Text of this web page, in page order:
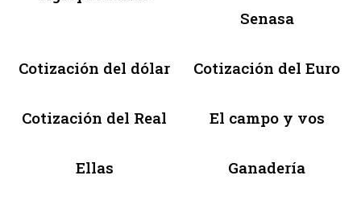
Senasa
Cotización del dólar Cotización del Euro
Cotización del Real El campo y vos
Ellas Ganadería